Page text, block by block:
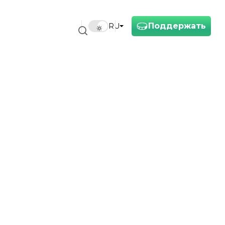
Поддержать
RU